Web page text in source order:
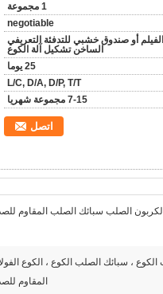
1 مجموعة
negotiable
الفيلم أو صندوق خشبي للتدفئة التعريفي
الساخن تشكيل آلة الكوع
25 يوما
L/C, D/A, D/P, T/T
7-15 مجموعة شهريا
اتصل
الكربون الصلب سبائك الصلب المقاوم
الكوع ، سبائك الصلب الكوع ، الكوع
المقاوم